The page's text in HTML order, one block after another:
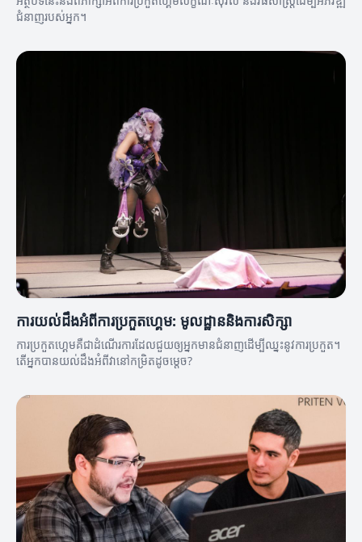
ជំនាញរបស់អ្នក។
ការយល់ដឹងអំពីការប្រកួតហ្គេម: មូលដ្ឋាននិងការសិក្សា
ការប្រកួតហ្គេមគឺជាដំណើរការដែលជួយឲ្យអ្នកមានជំនាញដើម្បីឈ្នះនូវការប្រកួត។
តើអ្នកបានយល់ដឹងអំពីវានៅកម្រិតដូចម្តេច?